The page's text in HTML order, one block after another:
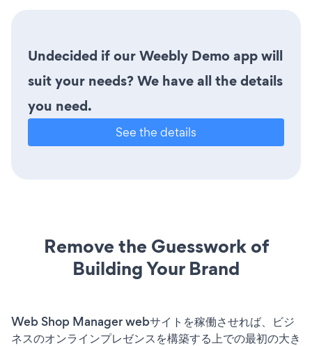
Undecided if our Weebly Demo app will
suit your needs? We have all the details
you need.
See the details
Remove the Guesswork of
Building Your Brand
Web Shop Manager webサイトを稼働させれば、ビジ
ネスのオンラインプレゼンスを構築する上での最初の大き